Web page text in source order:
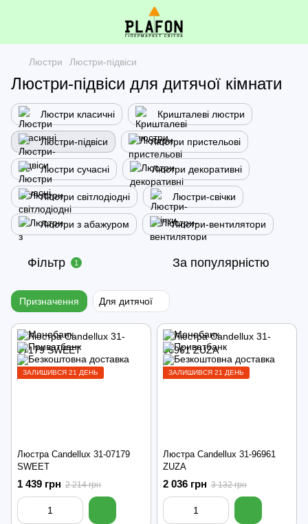
Люстри Люстри-підвіси
Люстри-підвіси для дитячої кімнати
Люстри класичні Кришталеві люстри
Люстри-підвіси Люстри пристельові
Люстри сучасні Люстри декоративні
Люстри світлодіодні Люстри-свічки
Люстри з абажуром Люстри-вентилятори
Фільтр 1 За популярністю
Призначення Для дитячої
ЗАЛИШИВСЯ 21 ДЕНЬ
Люстра Candellux 31-07179
SWEET
1 439 грн 2 214 грн
ЗАЛИШИВСЯ 21 ДЕНЬ
Люстра Candellux 31-96961
ZUZA
2 036 грн 3 132 грн